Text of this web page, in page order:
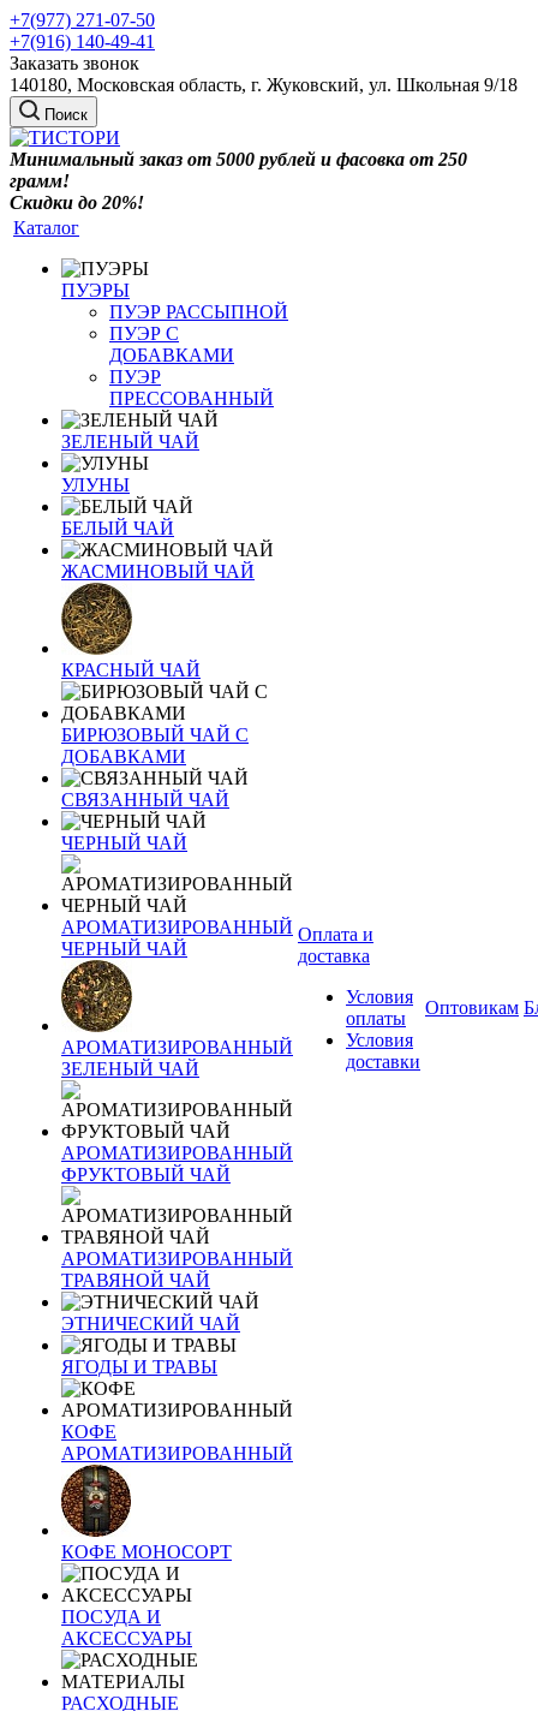
+7(977) 271-07-50
+7(916) 140-49-41
Заказать звонок
140180, Московская область, г. Жуковский, ул. Школьная 9/18
Поиск
Минимальный заказ от 5000 рублей и фасовка от 250
грамм!
Скидки до 20%!
Каталог
ПУЭРЫ
ПУЭР РАССЫПНОЙ
ПУЭР С
ДОБАВКАМИ
ПУЭР
ПРЕССОВАННЫЙ
ЗЕЛЕНЫЙ ЧАЙ
УЛУНЫ
БЕЛЫЙ ЧАЙ
ЖАСМИНОВЫЙ ЧАЙ
КРАСНЫЙ ЧАЙ
БИРЮЗОВЫЙ ЧАЙ С
ДОБАВКАМИ
СВЯЗАННЫЙ ЧАЙ
ЧЕРНЫЙ ЧАЙ
АРОМАТИЗИРОВАННЫЙ
ЧЕРНЫЙ ЧАЙ
АРОМАТИЗИРОВАННЫЙ
ЗЕЛЕНЫЙ ЧАЙ
АРОМАТИЗИРОВАННЫЙ
ФРУКТОВЫЙ ЧАЙ
АРОМАТИЗИРОВАННЫЙ
ТРАВЯНОЙ ЧАЙ
ЭТНИЧЕСКИЙ ЧАЙ
ЯГОДЫ И ТРАВЫ
КОФЕ
АРОМАТИЗИРОВАННЫЙ
КОФЕ МОНОСОРТ
ПОСУДА И
АКСЕССУАРЫ
РАСХОДНЫЕ
Оплата и
доставка
Условия
оплаты
Условия
доставки
Оптовикам